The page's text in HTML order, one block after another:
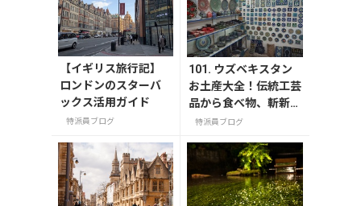
【イギリス旅行記】
ロンドンのスターバ
ックス活用ガイド
特派員ブログ
101. ウズベキスタン
お土産大全！伝統工芸
品から食べ物、斬新フ
ァッションまでおすす
特派員ブログ